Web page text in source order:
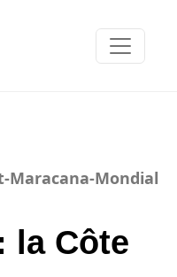
Maracana-Mondial
la Côte